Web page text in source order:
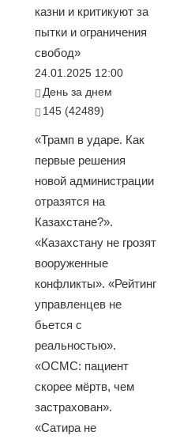
казни и критикуют за
пытки и ограничения
свобод»
24.01.2025 12:00
День за днем
145 (42489)
«Трамп в ударе. Как
первые решения
новой администрации
отразятся на
Казахстане?».
«Казахстану не грозят
вооруженные
конфликты». «Рейтинг
управленцев не
бьется с
реальностью».
«ОСМС: пациент
скорее мёртв, чем
застрахован».
«Сатира не